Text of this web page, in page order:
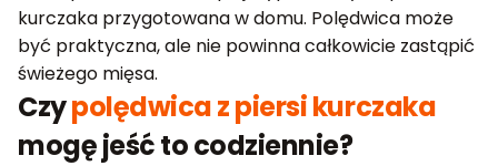
kurczaka przygotowana w domu. Polędwica może
być praktyczna, ale nie powinna całkowicie zastąpić
świeżego mięsa.
Czypolędwica z piersi kurczaka
mogę jeść to codziennie?